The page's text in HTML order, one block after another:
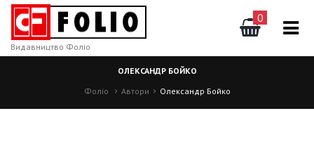
0
Видавництво Фоліо
ОЛЕКСАНДР БОЙКО
Фоліо
Автори Олександр Бойко